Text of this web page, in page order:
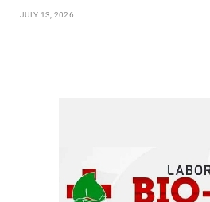
JULY 13, 2026